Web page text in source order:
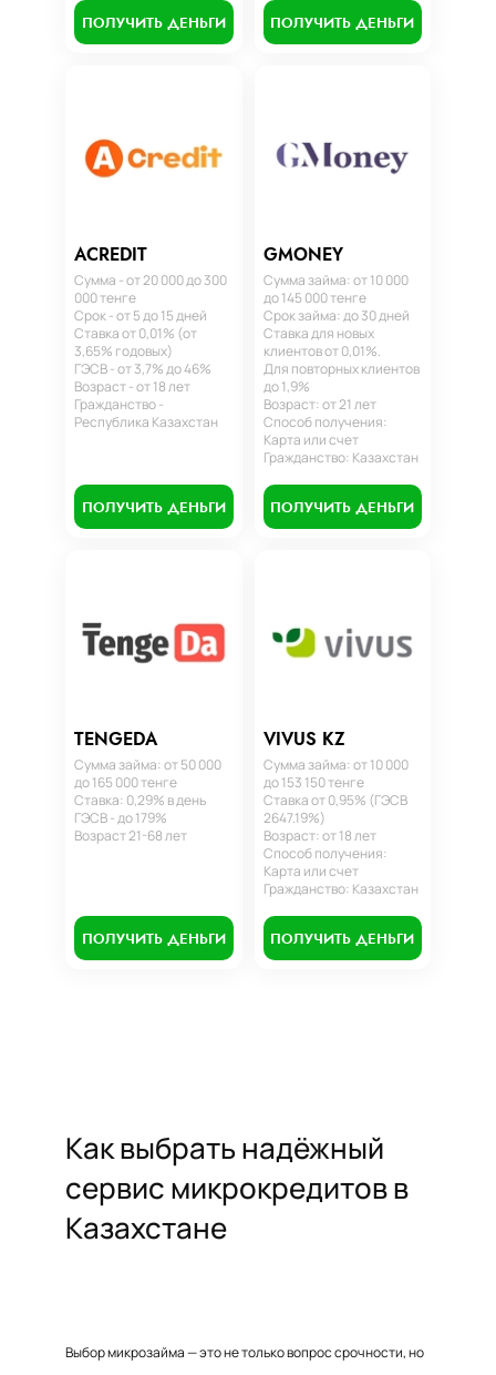
ПОЛУЧИТЬ ДЕНЬГИ ПОЛУЧИТЬ ДЕНЬГИ
ACREDIT
Сумма - от 20 000 до 300
000 тенге
Срок - от 5 до 15 дней
Ставка от 0,01% (от
3,65% годовых)
ГЭСВ - от 3,7% до 46%
Возраст - от 18 лет
Гражданство -
Республика Казахстан
ПОЛУЧИТЬ ДЕНЬГИ
GMONEY
Сумма займа: от 10 000
до 145 000 тенге
Срок займа: до 30 дней
Ставка для новых
клиентов от 0,01%.
Для повторных клиентов
до 1,9%
Возраст: от 21 лет
Способ получения:
Карта или счет
Гражданство: Казахстан
ПОЛУЧИТЬ ДЕНЬГИ
TENGEDA
Сумма займа: от 50 000
до 165 000 тенге
Ставка: 0,29% в день
ГЭСВ - до 179%
Возраст 21-68 лет
ПОЛУЧИТЬ ДЕНЬГИ
VIVUS KZ
Сумма займа: от 10 000
до 153 150 тенге
Ставка от 0,95% (ГЭСВ
2647.19%)
Возраст: от 18 лет
Способ получения:
Карта или счет
Гражданство: Казахстан
ПОЛУЧИТЬ ДЕНЬГИ
Как выбрать надёжный
сервис микрокредитов в
Казахстане
Выбор микрозайма — это не только вопрос срочности, но